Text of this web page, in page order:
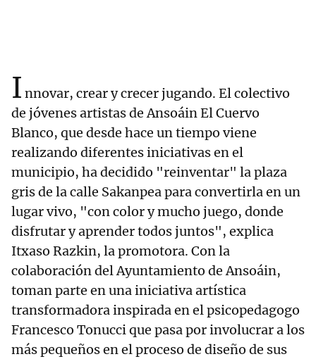
I nnovar, crear y crecer jugando. El colectivo
de jóvenes artistas de Ansoáin El Cuervo
Blanco, que desde hace un tiempo viene
realizando diferentes iniciativas en el
municipio, ha decidido "reinventar" la plaza
gris de la calle Sakanpea para convertirla en un
lugar vivo, "con color y mucho juego, donde
disfrutar y aprender todos juntos", explica
Itxaso Razkin, la promotora. Con la
colaboración del Ayuntamiento de Ansoáin,
toman parte en una iniciativa artística
transformadora inspirada en el psicopedagogo
Francesco Tonucci que pasa por involucrar a los
más pequeños en el proceso de diseño de sus